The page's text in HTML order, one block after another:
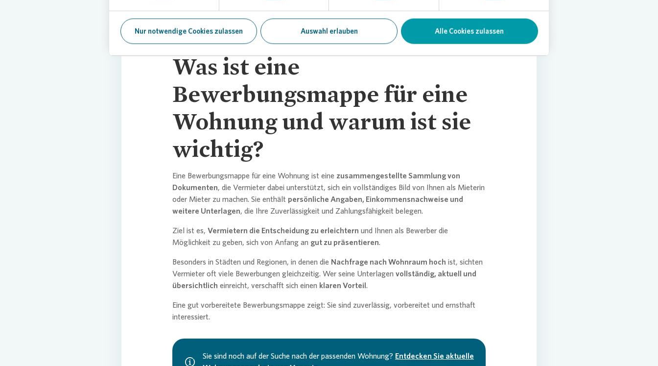
Nur notwendige Cookies zulassen Auswahl erlauben Alle Cookies zulassen
Was ist eine
Bewerbungsmappe für eine
Wohnung und warum ist sie
wichtig?
Eine Bewerbungsmappe für eine Wohnung ist eine zusammengestellte Sammlung von
Dokumenten, die Vermieter dabei unterstützt, sich ein vollständiges Bild von Ihnen als Mieterin
oder Mieter zu machen. Sie enthält persönliche Angaben, Einkommensnachweise und
weitere Unterlagen, die Ihre Zuverlässigkeit und Zahlungsfähigkeit belegen.
Ziel ist es, Vermietern die Entscheidung zu erleichtern und Ihnen als Bewerber die
Möglichkeit zu geben, sich von Anfang an gut zu präsentieren.
Besonders in Städten und Regionen, in denen die Nachfrage nach Wohnraum hoch ist, sichten
Vermieter oft viele Bewerbungen gleichzeitig. Wer seine Unterlagen vollständig, aktuell und
übersichtlich einreicht, verschafft sich einen klaren Vorteil.
Eine gut vorbereitete Bewerbungsmappe zeigt: Sie sind zuverlässig, vorbereitet und ernsthaft
interessiert.
Sie sind noch auf der Suche nach der passenden Wohnung? Entdecken Sie aktuelle